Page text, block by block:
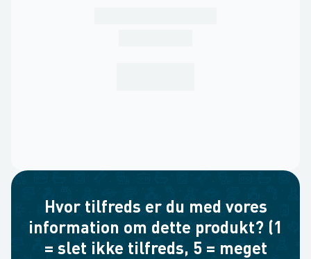
Hvor tilfreds er du med vores
information om dette produkt? (1
= slet ikke tilfreds, 5 = meget